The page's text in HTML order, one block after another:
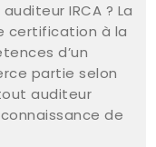
IRCA ? La
certification à la
d’un
partie selon
auditeur
de